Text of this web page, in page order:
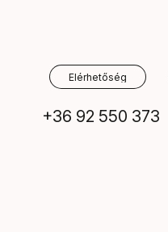
Elérhetőség
+36 92 550 373